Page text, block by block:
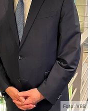
Foto: VBB